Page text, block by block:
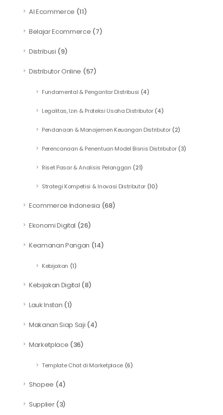
AI Ecommerce (11)
Belajar Ecommerce (7)
Distribusi (9)
Distributor Online (57)
Fundamental & Pengantar Distribusi (4)
Legalitas, Izin & Proteksi Usaha Distributor(4)
Pendanaan & Manajemen Keuangan Distributor(2)
Perencanaan & Penentuan Model Bisnis Distributor(3)
Riset Pasar & Analisis Pelanggan (21)
Strategi Kompetisi & Inovasi Distributor (10)
Ecommerce Indonesia (68)
Ekonomi Digital (26)
Keamanan Pangan (14)
Kebijakan (1)
Kebijakan Digital (8)
Lauk Instan (1)
Makanan Siap Saji (4)
Marketplace (36)
Template Chat di Marketplace(6)
Shopee (4)
Supplier(3)